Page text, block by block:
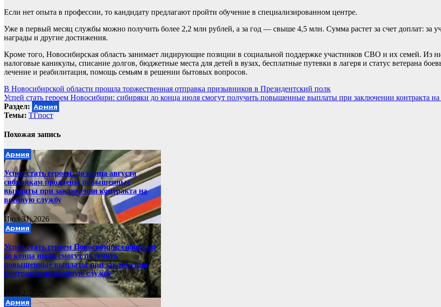
Если нет опыта в профессии, то кандидату предлагают пройти обучение в специализированном центре.
Уже в первый месяц службы можно получить более 2,2 млн рублей, а за год — свыше 4,5 млн. Сумма растет за счет доплат: за
награды и другие достижения.
Кроме того, Новосибирская область занимает лидирующие позиции в социальной поддержке участников СВО и их семей. Из
налоговые каникулы, списание долгов, бюджетные места для детей в вузах, бесплатные путевки в лагеря и статус ветерана
лечение и реабилитация, помощь семьям в решении бытовых вопросов.
Навигация
по
записям
В Новосибирской области прошла торжественная отправка призывников в Президентский полк
Успей стать героем Новосибири: сибиряки до конца июля смогут получить повышенные выплаты при заключении контракта
Раздел: Армия
Темы: ТГпост
Похожая запись
Армия
Успей стать героем: до конца августа
сибирякам продлены повышенные
выплаты при заключении контракта на
военную службу
Июл 31, 2026
Армия
Успей стать героем Новосибири: сибиряки
до конца июля смогут получить
повышенные выплаты при заключении
контракта на военную службу
Июл 2, 2026
Армия